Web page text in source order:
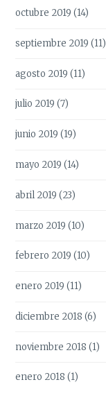
octubre 2019 (14)
septiembre 2019 (11)
agosto 2019 (11)
julio 2019 (7)
junio 2019 (19)
mayo 2019 (14)
abril 2019 (23)
marzo 2019 (10)
febrero 2019 (10)
enero 2019 (11)
diciembre 2018 (6)
noviembre 2018 (1)
enero 2018 (1)